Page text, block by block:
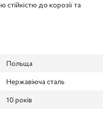
стійкістю до корозії та
Польща
Нержавіюча сталь
10 років